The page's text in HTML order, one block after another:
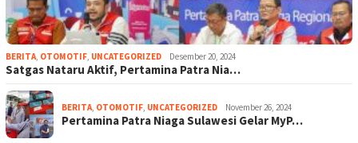
BERITA, OTOMOTIF, UNCATEGORIZED Desember 20, 2024
Satgas Nataru Aktif, Pertamina Patra Nia…
BERITA, OTOMOTIF, UNCATEGORIZED November 26, 2024
Pertamina Patra Niaga Sulawesi Gelar MyP…